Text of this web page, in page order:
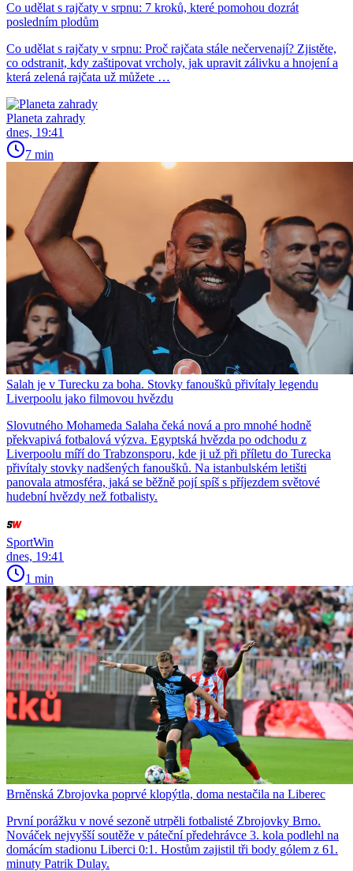
Co udělat s rajčaty v srpnu: 7 kroků, které pomohou dozrát
posledním plodům
Co udělat s rajčaty v srpnu: Proč rajčata stále nečervenají? Zjistěte,
co odstranit, kdy zaštipovat vrcholy, jak upravit zálivku a hnojení a
která zelená rajčata už můžete …
Planeta zahrady
dnes, 19:41
7 min
Salah je v Turecku za boha. Stovky fanoušků přivítaly legendu
Liverpoolu jako filmovou hvězdu
Slovutného Mohameda Salaha čeká nová a pro mnohé hodně
překvapivá fotbalová výzva. Egyptská hvězda po odchodu z
Liverpoolu míří do Trabzonsporu, kde ji už při příletu do Turecka
přivítaly stovky nadšených fanoušků. Na istanbulském letišti
panovala atmosféra, jaká se běžně pojí spíš s příjezdem světové
hudební hvězdy než fotbalisty.
SportWin
dnes, 19:41
1 min
Brněnská Zbrojovka poprvé klopýtla, doma nestačila na Liberec
První porážku v nové sezoně utrpěli fotbalisté Zbrojovky Brno.
Nováček nejvyšší soutěže v páteční předehrávce 3. kola podlehl na
domácím stadionu Liberci 0:1. Hostům zajistil tři body gólem z 61.
minuty Patrik Dulay.